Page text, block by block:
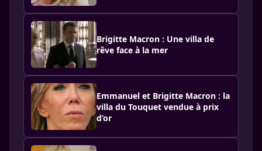
Brigitte Macron : Une villa de
rêve face à la mer
Emmanuel et Brigitte Macron : la
villa du Touquet vendue à prix
d’or